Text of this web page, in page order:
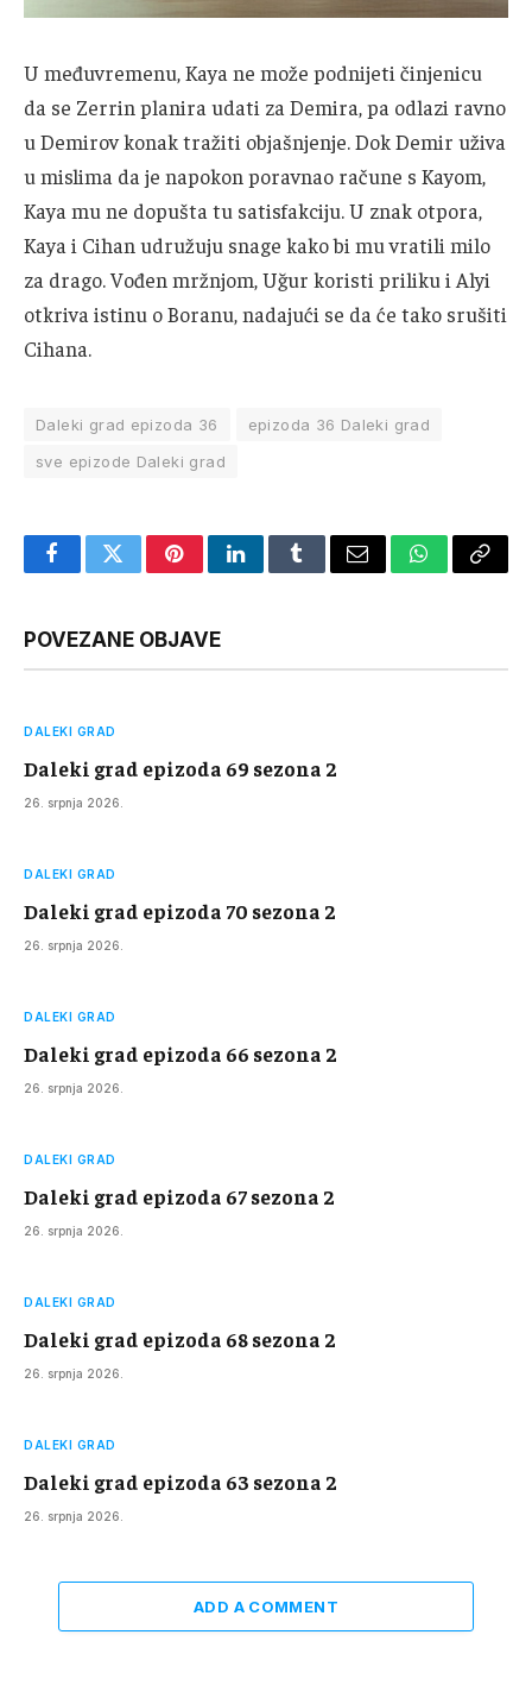
U međuvremenu, Kaya ne može podnijeti činjenicu
da se Zerrin planira udati za Demira, pa odlazi ravno
u Demirov konak tražiti objašnjenje. Dok Demir uživa
u mislima da je napokon poravnao račune s Kayom,
Kaya mu ne dopušta tu satisfakciju. U znak otpora,
Kaya i Cihan udružuju snage kako bi mu vratili milo
za drago. Vođen mržnjom, Uğur koristi priliku i Alyi
otkriva istinu o Boranu, nadajući se da će tako srušiti
Cihana.
Daleki grad epizoda 36
epizoda 36 Daleki grad
sve epizode Daleki grad
FacebookTwitterPinterestLinkedInTumblrEmail WhatsApp
Copy
POVEZANE OBJAVE
DALEKI GRAD
Daleki grad epizoda 69 sezona 2
26. srpnja 2026.
DALEKI GRAD
Daleki grad epizoda 70 sezona 2
26. srpnja 2026.
DALEKI GRAD
Daleki grad epizoda 66 sezona 2
26. srpnja 2026.
DALEKI GRAD
Daleki grad epizoda 67 sezona 2
26. srpnja 2026.
DALEKI GRAD
Daleki grad epizoda 68 sezona 2
26. srpnja 2026.
DALEKI GRAD
Daleki grad epizoda 63 sezona 2
26. srpnja 2026.
ADD A COMMENT